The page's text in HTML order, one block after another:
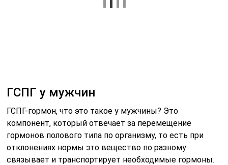
ГСПГ у мужчин
ГСПГ-гормон, что это такое у мужчины? Это
компонент, который отвечает за перемещение
гормонов полового типа по организму, то есть при
отклонениях нормы это вещество по разному
связывает и транспортирует необходимые гормоны.